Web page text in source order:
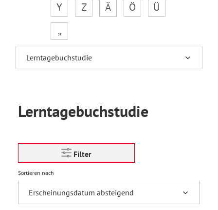
Y
Z Ä Ö
Ü
„
Lerntagebuchstudie
Filter
Sortieren nach